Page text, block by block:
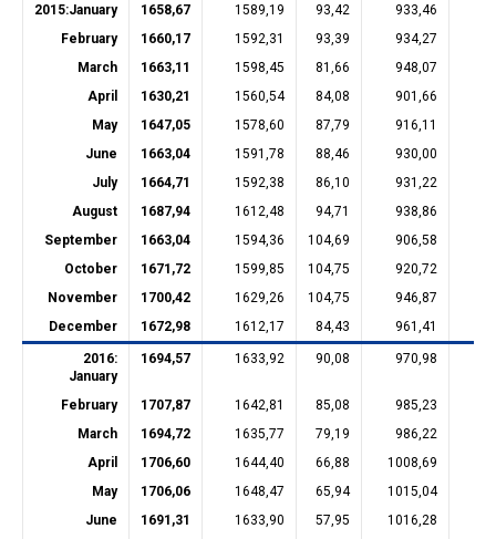
2015:January 1658,67 1589,19 93,42 933,46
February
1660,17 1592,31 93,39 934,27
March
1663,11 1598,45 81,66 948,07
April
1630,21 1560,54 84,08 901,66
May
1647,05 1578,60 87,79 916,11
June
1663,04 1591,78 88,46 930,00
July
1664,71 1592,38 86,10 931,22
August
1687,94 1612,48 94,71 938,86
September
1663,04 1594,36 104,69 906,58
October
1671,72 1599,85 104,75 920,72
November
1700,42 1629,26 104,75 946,87
December
1672,98 1612,17 84,43 961,41
2016:
January
1694,57 1633,92 90,08 970,98
February 1707,87 1642,81 85,08 985,23
March
1694,72 1635,77 79,19 986,22
April
1706,60 1644,40 66,88 1008,69
May
1706,06 1648,47 65,94 1015,04
June
1691,31 1633,90 57,95 1016,28